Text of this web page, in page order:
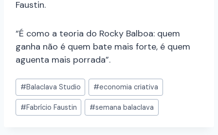
Faustin.
“É como a teoria do Rocky Balboa: quem
ganha não é quem bate mais forte, é quem
aguenta mais porrada”.
#Balaclava Studio #economia criativa
#Fabrício Faustin #semana balaclava